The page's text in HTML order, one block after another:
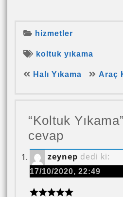
hizmetler
koltuk yıkama
Halı Yıkama Araç
“Koltuk
cevap
zeynep dedi ki:
17/10/2020, 22:49